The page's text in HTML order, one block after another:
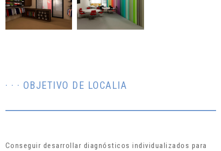
· · · OBJETIVO DE LOCALIA
Conseguir desarrollar diagnósticos individualizados para